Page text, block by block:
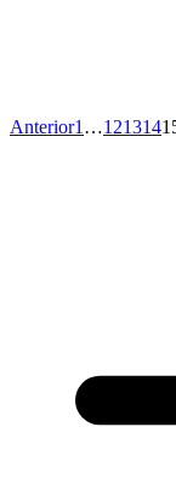
Anterior1 …121314